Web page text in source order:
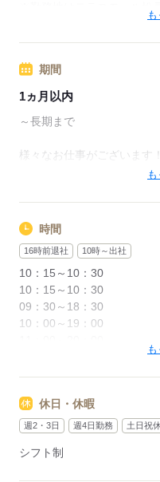
●日払いOK
※法定研修20hあり（30,000
＼バイク通勤OK／
※勤務地はテラスモール松
（その他にもお仕事ご紹介
期間
1ヵ月以内
～長期まで
様々なお仕事がございます！
●高校生不可
≪こんな方ぜひ≫
○警備アルバイトがはじめて
○長期安定で働きたい
○身体を動かすことが好き
時間
16時前退社 10時～出社
10：15～10：30
10：15～10：30
09：30～18：30
10：00～19：00
「週5日でガッチリ稼ぎたい
そんなわがままシフトも可
＼直行直帰OK／
休日・休暇
週2・3日 週4日勤務 土日祝休
シフト制